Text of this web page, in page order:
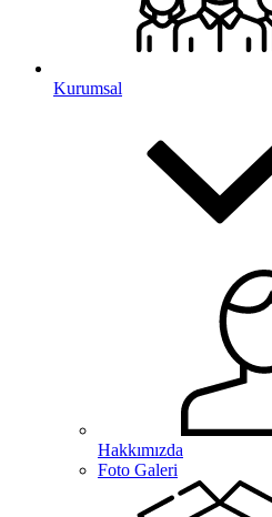
Kurumsal
Hakkımızda
Foto Galeri